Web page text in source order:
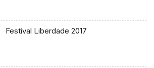
Festival Liberdade 2017